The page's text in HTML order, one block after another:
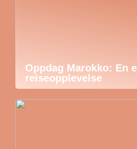
Oppdag Marokko: En
reiseopplevelse